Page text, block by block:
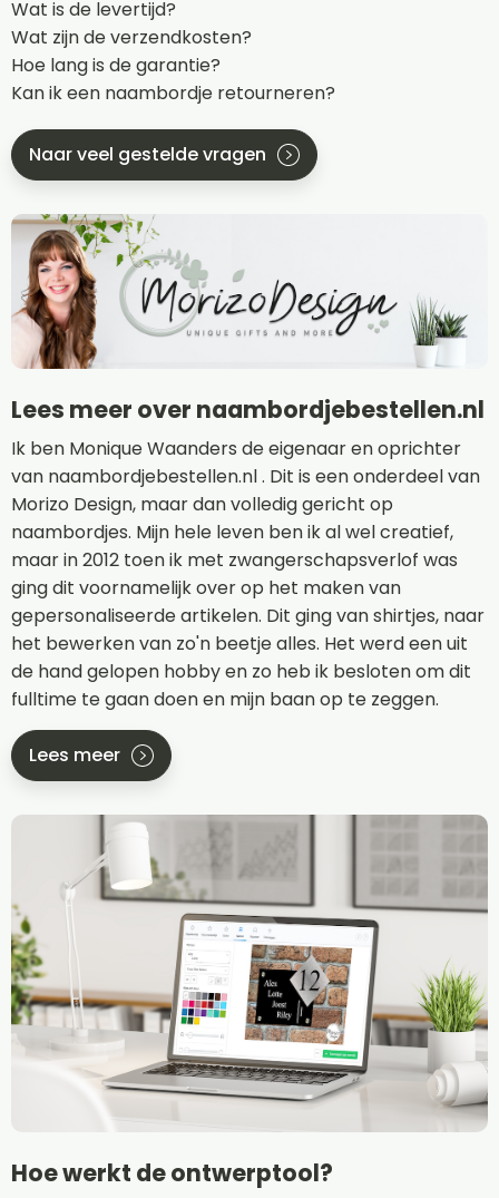
Wat is de levertijd?
Wat zijn de verzendkosten?
Hoe lang is de garantie?
Kan ik een naambordje retourneren?
Naar veel gestelde vragen
Lees meer over naambordjebestellen.nl
Ik ben Monique Waanders de eigenaar en oprichter
van naambordjebestellen.nl . Dit is een onderdeel van
Morizo Design, maar dan volledig gericht op
naambordjes. Mijn hele leven ben ik al wel creatief,
maar in 2012 toen ik met zwangerschapsverlof was
ging dit voornamelijk over op het maken van
gepersonaliseerde artikelen. Dit ging van shirtjes, naar
het bewerken van zo'n beetje alles. Het werd een uit
de hand gelopen hobby en zo heb ik besloten om dit
fulltime te gaan doen en mijn baan op te zeggen.
Lees meer
Hoe werkt de ontwerptool?